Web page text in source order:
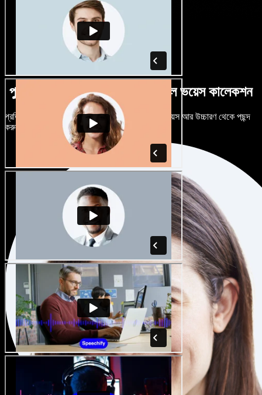
পুরুষ-নারী ভেদে নানান উচ্চারণে বিশাল ভয়েস কালেকশন
প্রতিটি প্রজেক্টকে আলাদা শোনাতে দিন। শত শত AI ভয়েস আর উচ্চারণ থেকে পছন্দ
করুন, নিজের মতো টিউন করুন।